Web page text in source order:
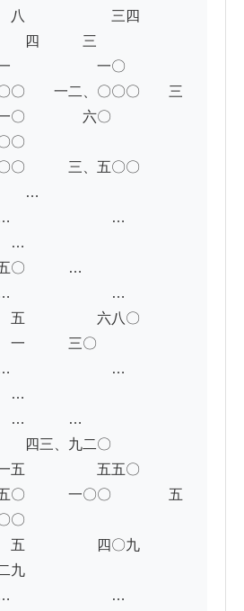
　八　　　　　　三四
　四　　　三
　　　　　　一〇
〇　　一二、〇〇〇　　三
　一〇　　　　六〇
〇
〇〇　　　三、五〇〇
　　　…
　　　　　　　…
　　　　…
　五〇　　　…
　　　　　　　…
　五　　　　　六八〇
一　　　三〇
　　　　　　　…
　　　　…
　　…　　　…
　四三、九二〇
一五　　　　　五五〇
〇　　　一〇〇　　　　五
〇
　五　　　　　四〇九
　二九
　　　　　　　…